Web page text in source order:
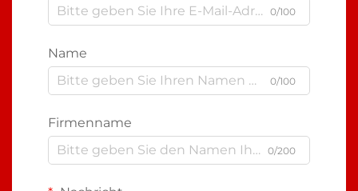
0/100
Name
0/100
Firmenname
0/200